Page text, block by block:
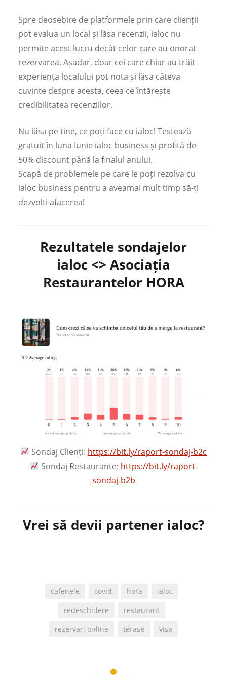
Spre deosebire de platformele prin care clienții
pot evalua un local și lăsa recenzii, ialoc nu
permite acest lucru decât celor care au onorat
rezervarea. Așadar, doar cei care chiar au trăit
experiența localului pot nota și lăsa câteva
cuvinte despre acesta, ceea ce întărește
credibilitatea recenziilor.
Nu lăsa pe tine, ce poți face cu ialoc! Testează
gratuit în luna Iunie ialoc business și profită de
50% discount până la finalul anului.
Scapă de problemele pe care le poți rezolva cu
ialoc business pentru a aveamai mult timp să-ți
dezvolți afacerea!
Rezultatele sondajelor
ialoc <> Asociația
Restaurantelor HORA
Sondaj Clienți: https://bit.ly/raport-sondaj-b2c
Sondaj Restaurante: https://bit.ly/raport-
sondaj-b2b
Vrei să devii partener ialoc?
cafenele covid hora
ialoc
redeschidere
restaurant
rezervari online
terase visa